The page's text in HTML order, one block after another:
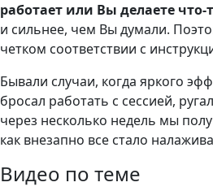
работает или Вы делаете что-
и сильнее, чем Вы думали.
четком соответствии с
Бывали случаи, когда яркого
бросал работать с сессией,
через несколько недель мы
как внезапно все стало
Видео по теме